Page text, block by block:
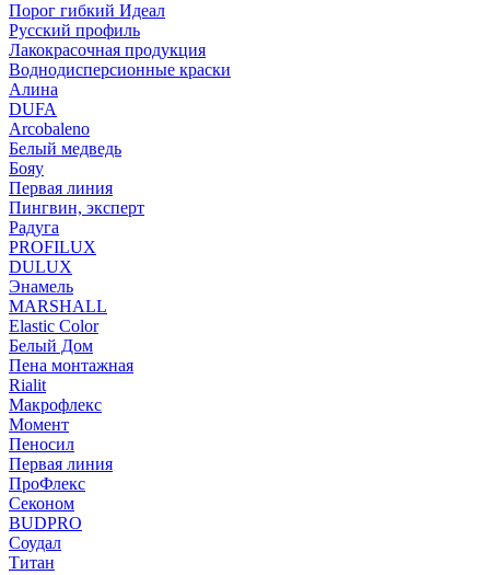
Порог гибкий Идеал
Русский профиль
Лакокрасочная продукция
Воднодисперсионные краски
Алина
DUFA
Arcobaleno
Белый медведь
Бояу
Первая линия
Пингвин, эксперт
Радуга
PROFILUX
DULUX
Энамель
MARSHALL
Elastic Color
Белый Дом
Пена монтажная
Rialit
Макрофлекс
Момент
Пеносил
Первая линия
ПроФлекс
Секоном
BUDPRO
Соудал
Титан